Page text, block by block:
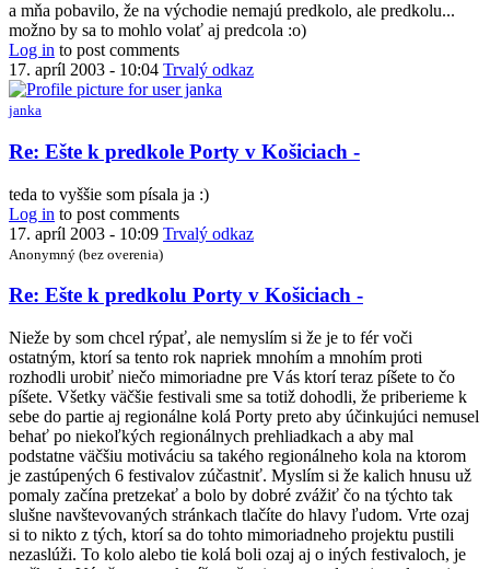
-
by
7110156064
Re:
Ešte
k
predkole
Porty
v
Košiciach
-
petiar
a mňa pobavilo, že na východie nemajú predkolo, ale predkolu...
možno by sa to mohlo volať aj predcola :o)
Log in to post comments
17. apríl 2003 - 10:04 Trvalý odkaz
janka
In
reply
to
Re:
Ešte
k
predkole
Porty
v
-
by
Anonymný
(bez
overenia)
Re: Ešte k predkole Porty v Košiciach -
teda to vyššie som písala ja :)
Log in to post comments
17. apríl 2003 - 10:09 Trvalý odkaz
Anonymný (bez overenia)
Re: Ešte k predkolu Porty v Košiciach -
Nieže by som chcel rýpať, ale nemyslím si že je to fér voči
ostatným, ktorí sa tento rok napriek mnohím a mnohím proti
rozhodli urobiť niečo mimoriadne pre Vás ktorí teraz píšete to čo
píšete. Všetky väčšie festivali sme sa totiž dohodli, že priberieme k
sebe do partie aj regionálne kolá Porty preto aby účinkujúci nemusel
behať po niekoľkých regionálnych prehliadkach a aby mal
podstatne väčšiu motiváciu sa takého regionálneho kola na ktorom
je zastúpených 6 festivalov zúčastniť. Myslím si že kalich hnusu už
pomaly začína pretzekať a bolo by dobré zvážiť čo na týchto tak
slušne navštevovaných stránkach tlačíte do hlavy ľudom. Vrte ozaj
si to nikto z tých, ktorí sa do tohto mimoriadneho projektu pustili
nezaslúži. To kolo alebo tie kolá boli ozaj aj o iných festivaloch, je